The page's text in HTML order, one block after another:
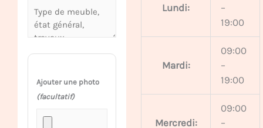
Ajouter une photo
(facultatif)
Lundi:
–
19:00
Mardi:
09:00
–
19:00
Mercredi:
09:00
–